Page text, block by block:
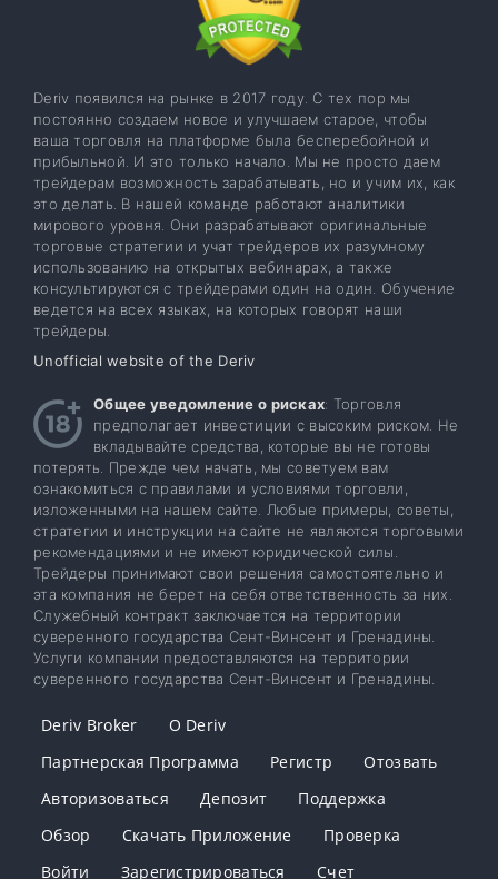
Deriv появился на рынке в 2017 году. С тех пор мы
постоянно создаем новое и улучшаем старое, чтобы
ваша торговля на платформе была бесперебойной и
прибыльной. И это только начало. Мы не просто даем
трейдерам возможность зарабатывать, но и учим их, как
это делать. В нашей команде работают аналитики
мирового уровня. Они разрабатывают оригинальные
торговые стратегии и учат трейдеров их разумному
использованию на открытых вебинарах, а также
консультируются с трейдерами один на один. Обучение
ведется на всех языках, на которых говорят наши
трейдеры.
Unofficial website of the Deriv
Общее уведомление о рисках: Торговля
предполагает инвестиции с высоким риском. Не
вкладывайте средства, которые вы не готовы
потерять. Прежде чем начать, мы советуем вам
ознакомиться с правилами и условиями торговли,
изложенными на нашем сайте. Любые примеры, советы,
стратегии и инструкции на сайте не являются торговыми
рекомендациями и не имеют юридической силы.
Трейдеры принимают свои решения самостоятельно и
эта компания не берет на себя ответственность за них.
Служебный контракт заключается на территории
суверенного государства Сент-Винсент и Гренадины.
Услуги компании предоставляются на территории
суверенного государства Сент-Винсент и Гренадины.
Deriv Broker
О Deriv
Партнерская Программа
Регистр
Отозвать
Авторизоваться
Депозит
Поддержка
Обзор
Скачать Приложение
Проверка
Войти
Зарегистрироваться Счет